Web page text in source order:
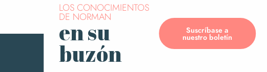
LOS CONOCIMIENTOS
DE NORMAN
en su
buzón
Suscríbase a
nuestro boletín